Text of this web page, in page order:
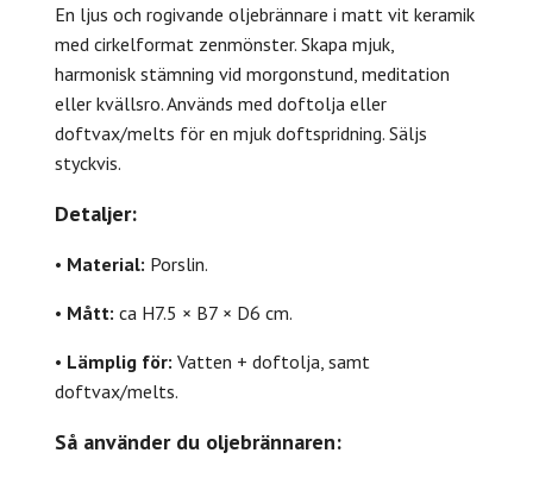
En ljus och rogivande oljebrännare i matt vit keramik
med cirkelformat zenmönster. Skapa mjuk,
harmonisk stämning vid morgonstund, meditation
eller kvällsro. Används med doftolja eller
doftvax/melts för en mjuk doftspridning. Säljs
styckvis.
Detaljer:
• Material: Porslin.
• Mått: ca H7.5 × B7 × D6 cm.
• Lämplig för: Vatten + doftolja, samt
doftvax/melts.
Så använder du oljebrännaren: